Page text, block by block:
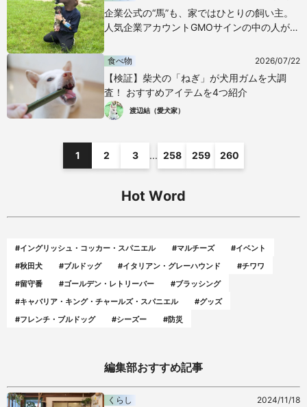
企業公式の“馬”も、家ではひとりの飼い主。
人気企業アカウントGMOサインの中の人が語
食べ物 2026/07/22
【検証】柴犬の「ねぎ」が犬用ガムを大調
査！ おすすめアイテムを4つ紹介
渡辺結（愛犬家）
1 2 3 ... 258 259 260
Hot Word
#イングリッシュ・コッカー・スパニエル #マルチーズ
#イベント
#秋田犬
#ブルドッグ #イタリアン・グレーハウンド
#チワワ
#留守番
#ゴールデン・レトリーバー
#ブラッシング
#キャバリア・キング・チャールズ・スパニエル
#グッズ
#フレンチ・ブルドッグ
#シーズー #防災
編集部おすすめ記事
くらし 2024/11/18